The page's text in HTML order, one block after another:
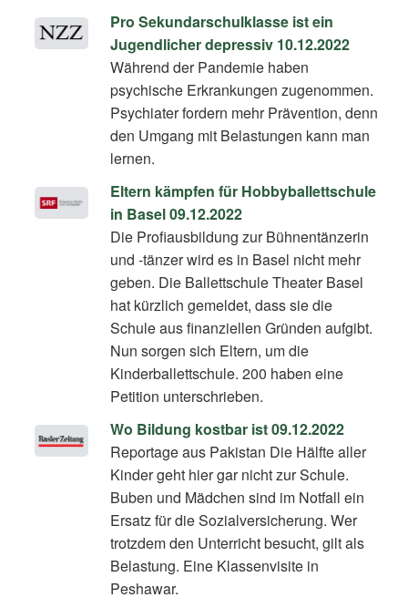
Pro Sekundarschulklasse ist ein
Jugendlicher depressiv 10.12.2022
Während der Pandemie haben
psychische Erkrankungen zugenommen.
Psychiater fordern mehr Prävention, denn
den Umgang mit Belastungen kann man
lernen.
Eltern kämpfen für Hobbyballettschule
in Basel 09.12.2022
Die Profiausbildung zur Bühnentänzerin
und -tänzer wird es in Basel nicht mehr
geben. Die Ballettschule Theater Basel
hat kürzlich gemeldet, dass sie die
Schule aus finanziellen Gründen aufgibt.
Nun sorgen sich Eltern, um die
Kinderballettschule. 200 haben eine
Petition unterschrieben.
Wo Bildung kostbar ist 09.12.2022
Reportage aus Pakistan Die Hälfte aller
Kinder geht hier gar nicht zur Schule.
Buben und Mädchen sind im Notfall ein
Ersatz für die Sozialversicherung. Wer
trotzdem den Unterricht besucht, gilt als
Belastung. Eine Klassenvisite in
Peshawar.